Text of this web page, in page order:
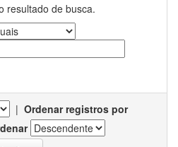
resultado de busca.
| Ordenar registros por